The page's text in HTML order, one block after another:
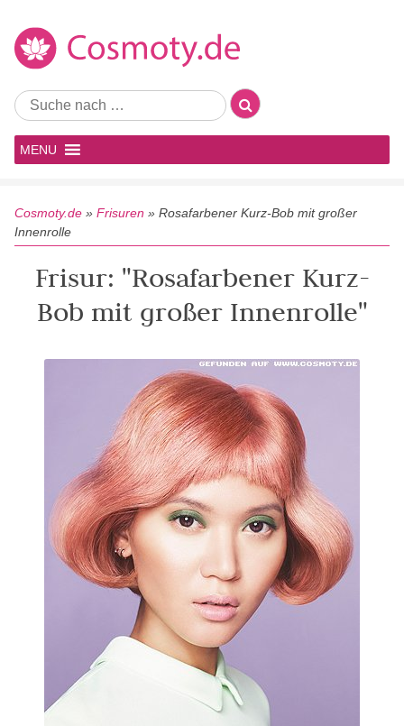
MENU
Cosmoty.de » Frisuren » Rosafarbener Kurz-Bob mit großer
Innenrolle
Frisur: "Rosafarbener Kurz-
Bob mit großer Innenrolle"